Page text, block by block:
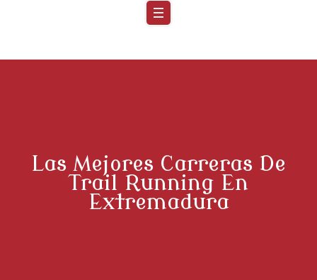
Las Mejores Carreras De
Trail Running En
Extremadura